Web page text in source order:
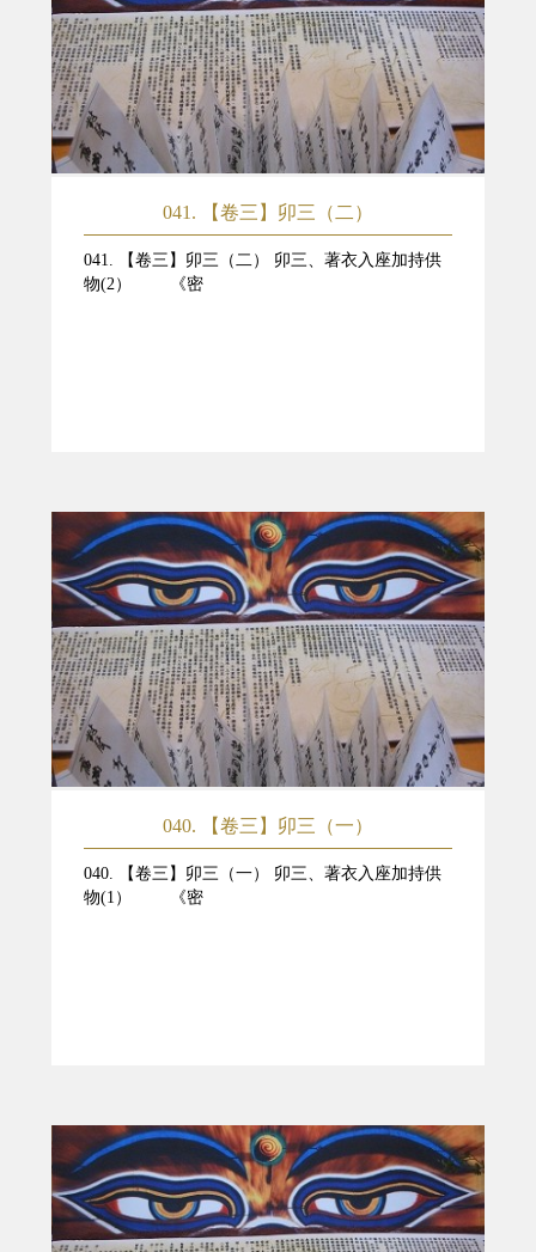
041. 【卷三】卯三（二）
041. 【卷三】卯三（二） 卯三、著衣入座加持供
物(2） 《密
040. 【卷三】卯三（一）
040. 【卷三】卯三（一） 卯三、著衣入座加持供
物(1） 《密